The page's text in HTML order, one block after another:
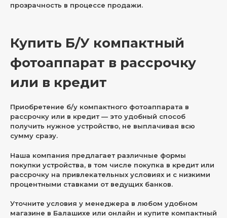
прозрачность в процессе продажи.
Купить Б/У компактный
фотоаппарат в рассрочку
или в кредит
Приобретение б/у компактного фотоаппарата в
рассрочку или в кредит — это удобный способ
получить нужное устройство, не выплачивая всю
сумму сразу.
Наша компания предлагает различные формы
покупки устройства, в том числе покупка в кредит или
рассрочку на привлекательных условиях и с низкими
процентными ставками от ведущих банков.
Уточните условия у менеджера в любом удобном
магазине в Балашихе или онлайн и купите компактный